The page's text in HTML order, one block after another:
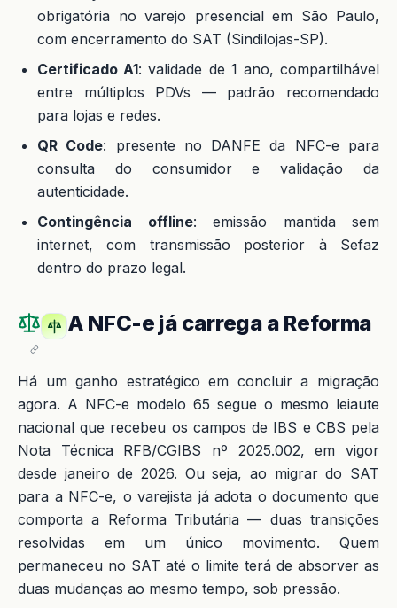
obrigatória no varejo presencial em São Paulo,
com encerramento do SAT (Sindilojas-SP).
Certificado A1: validade de 1 ano, compartilhável
entre múltiplos PDVs — padrão recomendado
para lojas e redes.
QR Code: presente no DANFE da NFC-e para
consulta do consumidor e validação da
autenticidade.
Contingência offline: emissão mantida sem
internet, com transmissão posterior à Sefaz
dentro do prazo legal.
A NFC-e já carrega a Reforma
Há um ganho estratégico em concluir a migração
agora. A NFC-e modelo 65 segue o mesmo leiaute
nacional que recebeu os campos de IBS e CBS pela
Nota Técnica RFB/CGIBS nº 2025.002, em vigor
desde janeiro de 2026. Ou seja, ao migrar do SAT
para a NFC-e, o varejista já adota o documento que
comporta a Reforma Tributária — duas transições
resolvidas em um único movimento. Quem
permaneceu no SAT até o limite terá de absorver as
duas mudanças ao mesmo tempo, sob pressão.